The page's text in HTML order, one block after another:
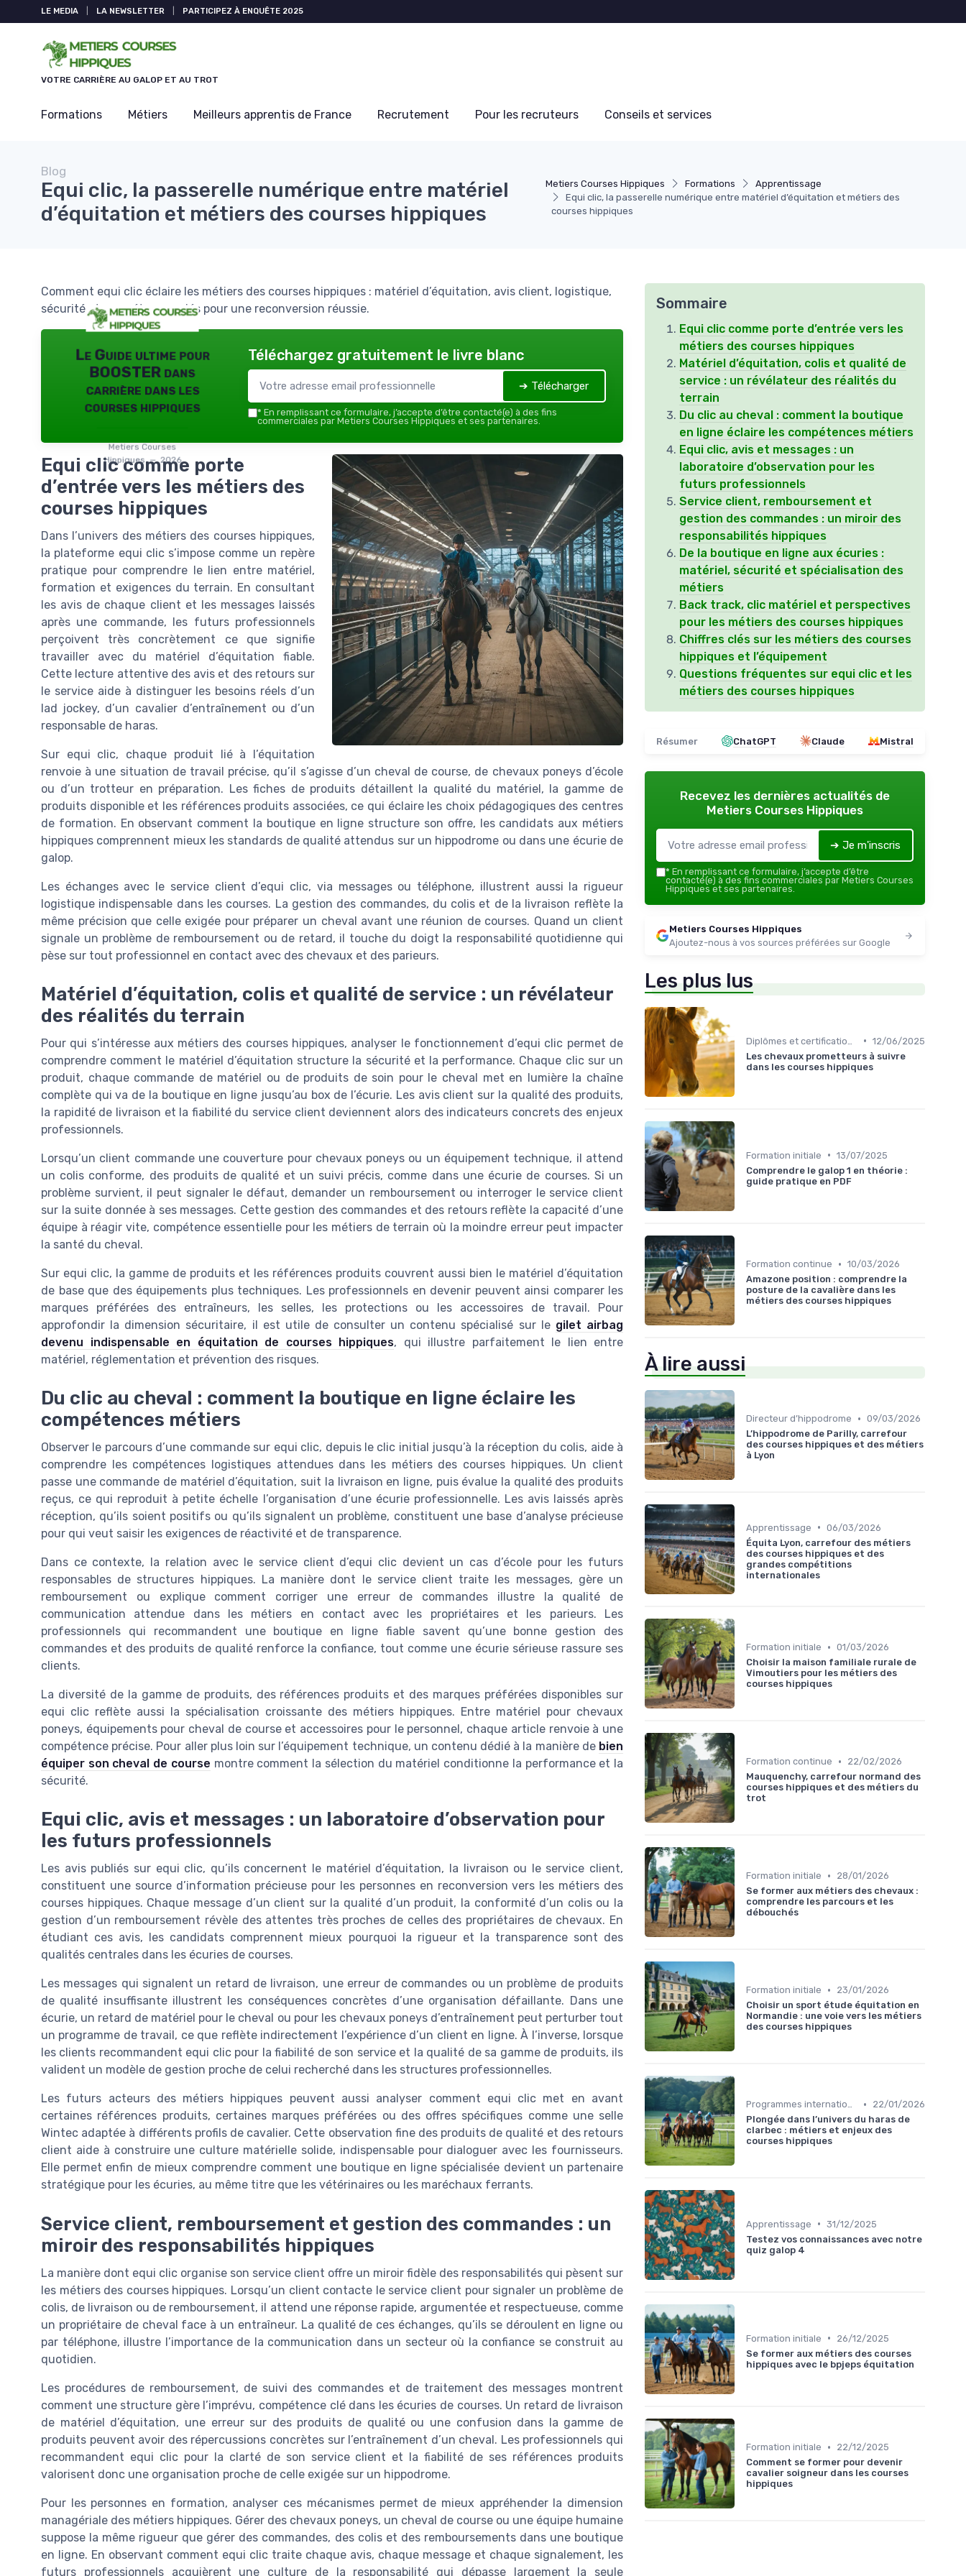
LE MEDIA LA NEWSLETTER PARTICIPEZ À ENQUÊTE 2025
VOTRE CARRIÈRE AU GALOP ET AU TROT
Formations Métiers Meilleurs apprentis de France Recrutement Pour les recruteurs Conseils et services
Metiers Courses Hippiques Formations
Apprentissage
Equi clic, la passerelle numérique entre matériel d’équitation et métiers des
courses hippiques
Blog
Equi clic, la passerelle numérique entre matériel
d’équitation et métiers des courses hippiques
Comment equi clic éclaire les métiers des courses hippiques : matériel d’équitation, avis client, logistique,
sécurité et compétences clés pour une reconversion réussie.
Le Guide ultime pour
BOOSTER dans
carrière dans les
courses hippiques
Metiers Courses
Hippiques — 2026
Téléchargez gratuitement le livre blanc
➔ Télécharger
* En remplissant ce formulaire, j’accepte d’être contacté(e) à des fins
commerciales par Metiers Courses Hippiques et ses partenaires.
Equi clic comme porte
d’entrée vers les métiers des
courses hippiques
Dans l’univers des métiers des courses hippiques,
la plateforme equi clic s’impose comme un repère
pratique pour comprendre le lien entre matériel,
formation et exigences du terrain. En consultant
les avis de chaque client et les messages laissés
après une commande, les futurs professionnels
perçoivent très concrètement ce que signifie
travailler avec du matériel d’équitation fiable.
Cette lecture attentive des avis et des retours sur
le service aide à distinguer les besoins réels d’un
lad jockey, d’un cavalier d’entraînement ou d’un
responsable de haras.
Sur equi clic, chaque produit lié à l’équitation
renvoie à une situation de travail précise, qu’il s’agisse d’un cheval de course, de chevaux poneys d’école
ou d’un trotteur en préparation. Les fiches de produits détaillent la qualité du matériel, la gamme de
produits disponible et les références produits associées, ce qui éclaire les choix pédagogiques des centres
de formation. En observant comment la boutique en ligne structure son offre, les candidats aux métiers
hippiques comprennent mieux les standards de qualité attendus sur un hippodrome ou dans une écurie de
galop.
Les échanges avec le service client d’equi clic, via messages ou téléphone, illustrent aussi la rigueur
logistique indispensable dans les courses. La gestion des commandes, du colis et de la livraison reflète la
même précision que celle exigée pour préparer un cheval avant une réunion de courses. Quand un client
signale un problème de remboursement ou de retard, il touche du doigt la responsabilité quotidienne qui
pèse sur tout professionnel en contact avec des chevaux et des parieurs.
Matériel d’équitation, colis et qualité de service : un révélateur
des réalités du terrain
Pour qui s’intéresse aux métiers des courses hippiques, analyser le fonctionnement d’equi clic permet de
comprendre comment le matériel d’équitation structure la sécurité et la performance. Chaque clic sur un
produit, chaque commande de matériel ou de produits de soin pour le cheval met en lumière la chaîne
complète qui va de la boutique en ligne jusqu’au box de l’écurie. Les avis client sur la qualité des produits,
la rapidité de livraison et la fiabilité du service client deviennent alors des indicateurs concrets des enjeux
professionnels.
Lorsqu’un client commande une couverture pour chevaux poneys ou un équipement technique, il attend
un colis conforme, des produits de qualité et un suivi précis, comme dans une écurie de courses. Si un
problème survient, il peut signaler le défaut, demander un remboursement ou interroger le service client
sur la suite donnée à ses messages. Cette gestion des commandes et des retours reflète la capacité d’une
équipe à réagir vite, compétence essentielle pour les métiers de terrain où la moindre erreur peut impacter
la santé du cheval.
Sur equi clic, la gamme de produits et les références produits couvrent aussi bien le matériel d’équitation
de base que des équipements plus techniques. Les professionnels en devenir peuvent ainsi comparer les
marques préférées des entraîneurs, les selles, les protections ou les accessoires de travail. Pour
approfondir la dimension sécuritaire, il est utile de consulter un contenu spécialisé sur le gilet airbag
devenu indispensable en équitation de courses hippiques, qui illustre parfaitement le lien entre
matériel, réglementation et prévention des risques.
Du clic au cheval : comment la boutique en ligne éclaire les
compétences métiers
Observer le parcours d’une commande sur equi clic, depuis le clic initial jusqu’à la réception du colis, aide à
comprendre les compétences logistiques attendues dans les métiers des courses hippiques. Un client
passe une commande de matériel d’équitation, suit la livraison en ligne, puis évalue la qualité des produits
reçus, ce qui reproduit à petite échelle l’organisation d’une écurie professionnelle. Les avis laissés après
réception, qu’ils soient positifs ou qu’ils signalent un problème, constituent une base d’analyse précieuse
pour qui veut saisir les exigences de réactivité et de transparence.
Dans ce contexte, la relation avec le service client d’equi clic devient un cas d’école pour les futurs
responsables de structures hippiques. La manière dont le service client traite les messages, gère un
remboursement ou explique comment corriger une erreur de commandes illustre la qualité de
communication attendue dans les métiers en contact avec les propriétaires et les parieurs. Les
professionnels qui recommandent une boutique en ligne fiable savent qu’une bonne gestion des
commandes et des produits de qualité renforce la confiance, tout comme une écurie sérieuse rassure ses
clients.
La diversité de la gamme de produits, des références produits et des marques préférées disponibles sur
equi clic reflète aussi la spécialisation croissante des métiers hippiques. Entre matériel pour chevaux
poneys, équipements pour cheval de course et accessoires pour le personnel, chaque article renvoie à une
compétence précise. Pour aller plus loin sur l’équipement technique, un contenu dédié à la manière de bien
équiper son cheval de course montre comment la sélection du matériel conditionne la performance et la
sécurité.
Equi clic, avis et messages : un laboratoire d’observation pour
les futurs professionnels
Les avis publiés sur equi clic, qu’ils concernent le matériel d’équitation, la livraison ou le service client,
constituent une source d’information précieuse pour les personnes en reconversion vers les métiers des
courses hippiques. Chaque message d’un client sur la qualité d’un produit, la conformité d’un colis ou la
gestion d’un remboursement révèle des attentes très proches de celles des propriétaires de chevaux. En
étudiant ces avis, les candidats comprennent mieux pourquoi la rigueur et la transparence sont des
qualités centrales dans les écuries de courses.
Les messages qui signalent un retard de livraison, une erreur de commandes ou un problème de produits
de qualité insuffisante illustrent les conséquences concrètes d’une organisation défaillante. Dans une
écurie, un retard de matériel pour le cheval ou pour les chevaux poneys d’entraînement peut perturber tout
un programme de travail, ce que reflète indirectement l’expérience d’un client en ligne. À l’inverse, lorsque
les clients recommandent equi clic pour la fiabilité de son service et la qualité de sa gamme de produits, ils
valident un modèle de gestion proche de celui recherché dans les structures professionnelles.
Les futurs acteurs des métiers hippiques peuvent aussi analyser comment equi clic met en avant
certaines références produits, certaines marques préférées ou des offres spécifiques comme une selle
Wintec adaptée à différents profils de cavalier. Cette observation fine des produits de qualité et des retours
client aide à construire une culture matérielle solide, indispensable pour dialoguer avec les fournisseurs.
Elle permet enfin de mieux comprendre comment une boutique en ligne spécialisée devient un partenaire
stratégique pour les écuries, au même titre que les vétérinaires ou les maréchaux ferrants.
Service client, remboursement et gestion des commandes : un
miroir des responsabilités hippiques
La manière dont equi clic organise son service client offre un miroir fidèle des responsabilités qui pèsent sur
les métiers des courses hippiques. Lorsqu’un client contacte le service client pour signaler un problème de
colis, de livraison ou de remboursement, il attend une réponse rapide, argumentée et respectueuse, comme
un propriétaire de cheval face à un entraîneur. La qualité de ces échanges, qu’ils se déroulent en ligne ou
par téléphone, illustre l’importance de la communication dans un secteur où la confiance se construit au
quotidien.
Les procédures de remboursement, de suivi des commandes et de traitement des messages montrent
comment une structure gère l’imprévu, compétence clé dans les écuries de courses. Un retard de livraison
de matériel d’équitation, une erreur sur des produits de qualité ou une confusion dans la gamme de
produits peuvent avoir des répercussions concrètes sur l’entraînement d’un cheval. Les professionnels qui
recommandent equi clic pour la clarté de son service client et la fiabilité de ses références produits
valorisent donc une organisation proche de celle exigée sur un hippodrome.
Pour les personnes en formation, analyser ces mécanismes permet de mieux appréhender la dimension
managériale des métiers hippiques. Gérer des chevaux poneys, un cheval de course ou une équipe humaine
suppose la même rigueur que gérer des commandes, des colis et des remboursements dans une boutique
en ligne. En observant comment equi clic traite chaque avis, chaque message et chaque signalement, les
futurs professionnels acquièrent une culture de la responsabilité qui dépasse largement la seule
Sommaire
Equi clic comme porte d’entrée vers les
métiers des courses hippiques
Matériel d’équitation, colis et qualité de
service : un révélateur des réalités du
terrain
Du clic au cheval : comment la boutique
en ligne éclaire les compétences métiers
Equi clic, avis et messages : un
laboratoire d’observation pour les
futurs professionnels
Service client, remboursement et
gestion des commandes : un miroir des
responsabilités hippiques
De la boutique en ligne aux écuries :
matériel, sécurité et spécialisation des
métiers
Back track, clic matériel et perspectives
pour les métiers des courses hippiques
Chiffres clés sur les métiers des courses
hippiques et l’équipement
Questions fréquentes sur equi clic et les
métiers des courses hippiques
Résumer ChatGPT Claude Mistral
Recevez les dernières actualités de
Metiers Courses Hippiques
➔ Je m'inscris
* En remplissant ce formulaire, j’accepte d’être
contacté(e) à des fins commerciales par Metiers Courses
Hippiques et ses partenaires.
Metiers Courses Hippiques
Ajoutez-nous à vos sources préférées sur Google
Les plus lus
• 12/06/2025
Les chevaux prometteurs à suivre
dans les courses hippiques
Formation initiale • 13/07/2025
Comprendre le galop 1 en théorie :
guide pratique en PDF
Formation continue • 10/03/2026
Amazone position : comprendre la
posture de la cavalière dans les
métiers des courses hippiques
À lire aussi
Directeur d’hippodrome • 09/03/2026
L’hippodrome de Parilly, carrefour
des courses hippiques et des métiers
à Lyon
Apprentissage • 06/03/2026
Équita Lyon, carrefour des métiers
des courses hippiques et des
grandes compétitions
internationales
Formation initiale • 01/03/2026
Choisir la maison familiale rurale de
Vimoutiers pour les métiers des
courses hippiques
Formation continue •
22/02/2026
Mauquenchy, carrefour normand des
courses hippiques et des métiers du
trot
Formation initiale •
28/01/2026
Se former aux métiers des chevaux :
comprendre les parcours et les
débouchés
Formation initiale •
23/01/2026
Choisir un sport étude équitation en
Normandie : une voie vers les métiers
des courses hippiques
Programmes internationaux •
22/01/2026
Plongée dans l’univers du haras de
clarbec : métiers et enjeux des
courses hippiques
Apprentissage • 31/12/2025
Testez vos connaissances avec notre
quiz galop 4
Formation initiale •
26/12/2025
Se former aux métiers des courses
hippiques avec le bpjeps équitation
Formation initiale •
22/12/2025
Comment se former pour devenir
cavalier soigneur dans les courses
hippiques
Panneau de gestion des cookies